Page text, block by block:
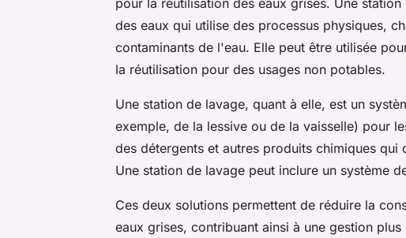
des eaux qui utilise des processus physiques,
contaminants de l'eau. Elle peut être utilisée
la réutilisation pour des usages non potables.
Une station de lavage, quant à elle, est un
exemple, de la lessive ou de la vaisselle) pour
des détergents et autres produits chimiques
Une station de lavage peut inclure un système
Ces deux solutions permettent de réduire la
eaux grises, contribuant ainsi à une gestion